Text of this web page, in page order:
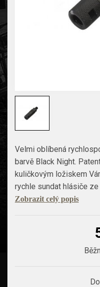
Velmi oblíbená
barvě Black Night.
kuličkovým ložiskem
rychle sundat hlásiče
Zobrazit celý popis